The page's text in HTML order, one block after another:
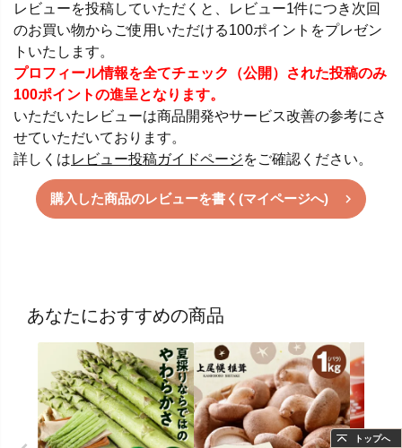
レビューを投稿していただくと、レビュー1件につき次回
のお買い物からご使用いただける100ポイントをプレゼン
トいたします。
プロフィール情報を全てチェック（公開）された投稿のみ
100ポイントの進呈となります。
いただいたレビューは商品開発やサービス改善の参考にさ
せていただいております。
詳しくは レビュー投稿ガイドページをご確認ください。
購入した商品のレビューを書く(マイページへ)
あなたにおすすめの商品
トップへ